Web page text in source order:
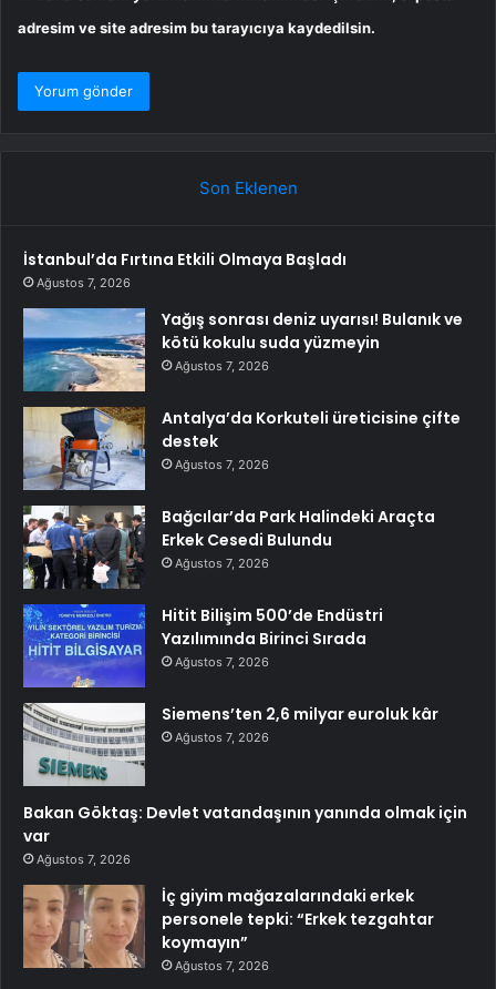
adresim ve site adresim bu tarayıcıya kaydedilsin.
Son Eklenen
İstanbul’da Fırtına Etkili Olmaya Başladı
Ağustos 7, 2026
Yağış sonrası deniz uyarısı! Bulanık ve
kötü kokulu suda yüzmeyin
Ağustos 7, 2026
Antalya’da Korkuteli üreticisine çifte
destek
Ağustos 7, 2026
Bağcılar’da Park Halindeki Araçta
Erkek Cesedi Bulundu
Ağustos 7, 2026
Hitit Bilişim 500’de Endüstri
Yazılımında Birinci Sırada
Ağustos 7, 2026
Siemens’ten 2,6 milyar euroluk kâr
Ağustos 7, 2026
Bakan Göktaş: Devlet vatandaşının yanında olmak için
var
Ağustos 7, 2026
İç giyim mağazalarındaki erkek
personele tepki: “Erkek tezgahtar
koymayın”
Ağustos 7, 2026